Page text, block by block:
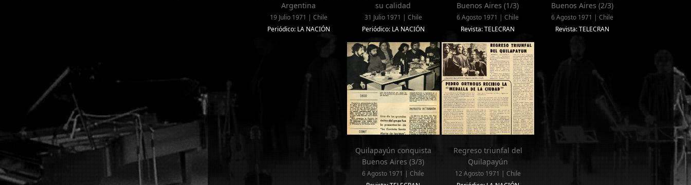
Argentina
19 Julio 1971 | Chile
Periódico: LA NACIÓN
su calidad
31 Julio 1971 | Chile
Periódico: LA NACIÓN
Buenos Aires (1/3)
6 Agosto 1971 | Chile
Revista: TELECRAN
Buenos Aires (2/3)
6 Agosto 1971 | Chile
Revista: TELECRAN
Quilapayún conquista
Buenos Aires (3/3)
6 Agosto 1971 | Chile
Regreso triunfal del
Quilapayún
12 Agosto 1971 | Chile